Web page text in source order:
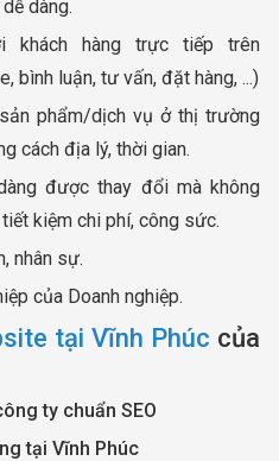
dàng.
khách hàng trực tiếp trên
bình luận, tư vấn, đặt hàng, ...)
phẩm/dịch vụ ở thị trường
cách địa lý, thời gian.
được thay đổi mà không
kiệm chi phí, công sức.
nhân sự.
của Doanh nghiệp.
tại Vĩnh Phúc của
ty chuẩn SEO
tại Vĩnh Phúc